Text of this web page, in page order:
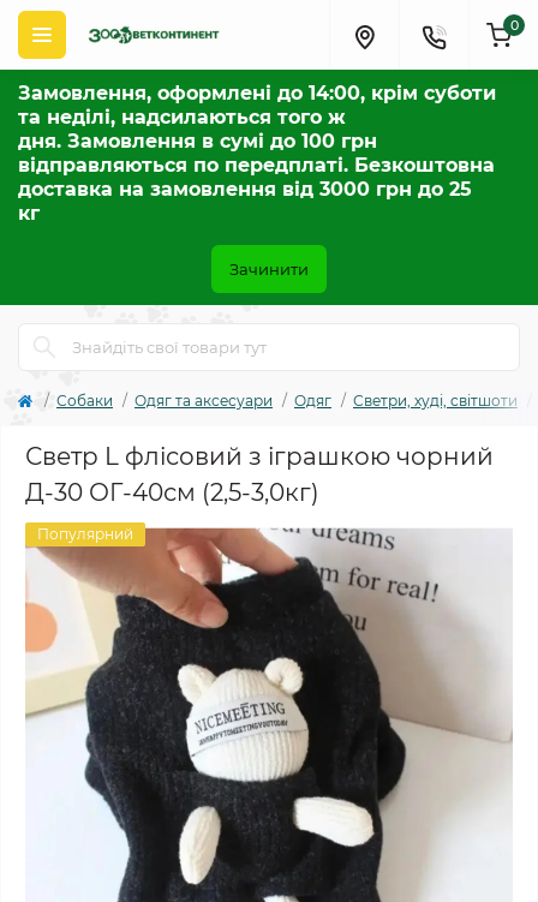
Замовлення, оформлені до 14:00, крім суботи
та неділі, надсилаються того ж
дня. Замовлення в сумі до 100 грн
відправляються по передплаті. Безкоштовна
доставка на замовлення від 3000 грн до 25
кг
Зачинити
0
Собаки Одяг та аксесуари Одяг Светри, худі, світшоти
Светр L флісовий з іграшкою чорний
Д-30 ОГ-40см (2,5-3,0кг)
Популярний